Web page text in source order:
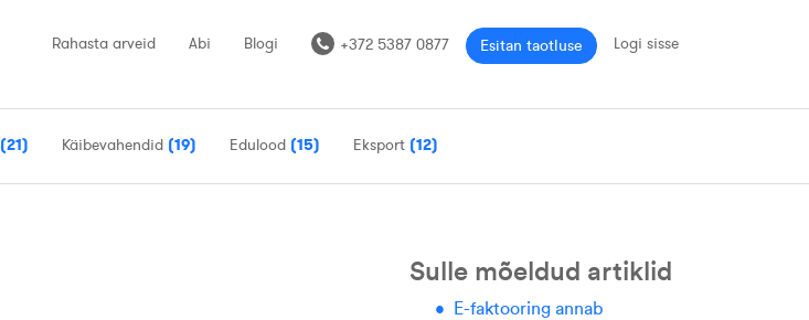
Logi sisse
Esitan taotluse
+372 5387 0877
Rahasta arveid Abi Blogi
(21) Käibevahendid (19) Edulood (15) Eksport (12)
Sulle mõeldud artiklid
E-faktooring annab